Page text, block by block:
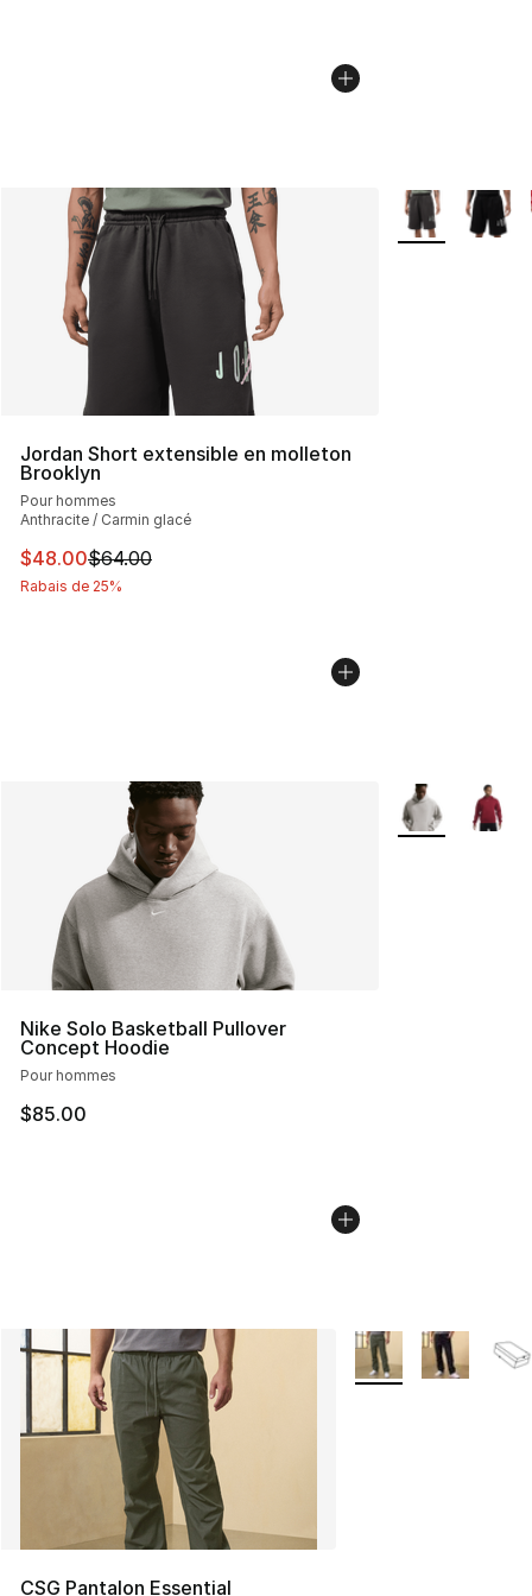
Jordan Short extensible en molleton
Brooklyn
Pour hommes
Anthracite / Carmin glacé
Cet article est en solde. Le prix est passé de $64.00 à
$48.00$64.00
Rabais de 25%
Plus de
Nike Solo Basketball Pullover
Concept Hoodie
Pour hommes
$85.00
Plus de
CSG Pantalon Essential
Plus de couleurs